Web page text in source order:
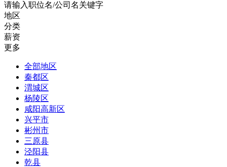
请输入职位名/公司名关键字
地区
分类
薪资
更多
全部地区
秦都区
渭城区
杨陵区
咸阳高新区
兴平市
彬州市
三原县
泾阳县
乾县